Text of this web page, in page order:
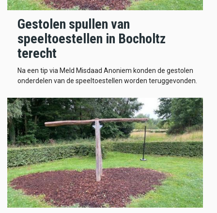
Gestolen spullen van
speeltoestellen in Bocholtz
terecht
Na een tip via Meld Misdaad Anoniem konden de gestolen
onderdelen van de speeltoestellen worden teruggevonden.